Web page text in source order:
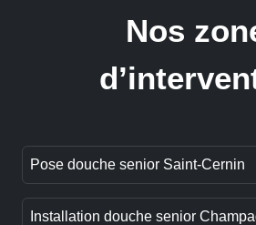
Nos
Pose douche senior Saint-Cernin
Installation douche senior